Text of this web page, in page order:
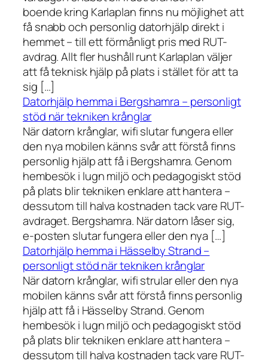
boende kring Karlaplan finns nu möjlighet att
få snabb och personlig datorhjälp direkt i
hemmet – till ett förmånligt pris med RUT-
avdrag. Allt fler hushåll runt Karlaplan väljer
att få teknisk hjälp på plats i stället för att ta
sig […]
Datorhjälp hemma i Bergshamra – personligt
stöd när tekniken krånglar
När datorn krånglar, wifi slutar fungera eller
den nya mobilen känns svår att förstå finns
personlig hjälp att få i Bergshamra. Genom
hembesök i lugn miljö och pedagogiskt stöd
på plats blir tekniken enklare att hantera –
dessutom till halva kostnaden tack vare RUT-
avdraget. Bergshamra. När datorn låser sig,
e-posten slutar fungera eller den nya […]
Datorhjälp hemma i Hässelby Strand –
personligt stöd när tekniken krånglar
När datorn krånglar, wifi strular eller den nya
mobilen känns svår att förstå finns personlig
hjälp att få i Hässelby Strand. Genom
hembesök i lugn miljö och pedagogiskt stöd
på plats blir tekniken enklare att hantera –
dessutom till halva kostnaden tack vare RUT-